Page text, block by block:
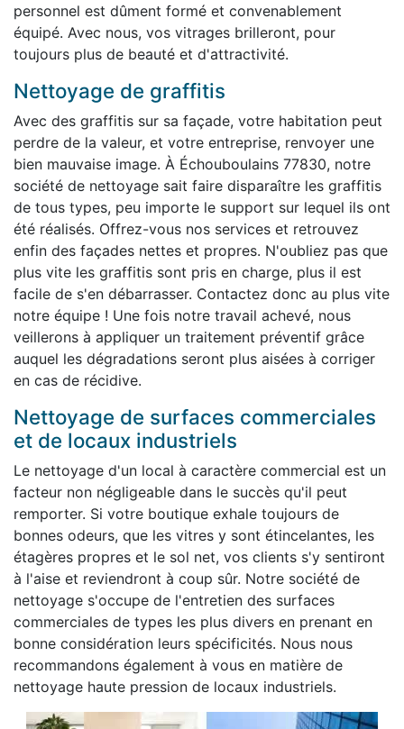
personnel est dûment formé et convenablement
équipé. Avec nous, vos vitrages brilleront, pour
toujours plus de beauté et d'attractivité.
Nettoyage de graffitis
Avec des graffitis sur sa façade, votre habitation peut
perdre de la valeur, et votre entreprise, renvoyer une
bien mauvaise image. À Échouboulains 77830, notre
société de nettoyage sait faire disparaître les graffitis
de tous types, peu importe le support sur lequel ils ont
été réalisés. Offrez-vous nos services et retrouvez
enfin des façades nettes et propres. N'oubliez pas que
plus vite les graffitis sont pris en charge, plus il est
facile de s'en débarrasser. Contactez donc au plus vite
notre équipe ! Une fois notre travail achevé, nous
veillerons à appliquer un traitement préventif grâce
auquel les dégradations seront plus aisées à corriger
en cas de récidive.
Nettoyage de surfaces commerciales
et de locaux industriels
Le nettoyage d'un local à caractère commercial est un
facteur non négligeable dans le succès qu'il peut
remporter. Si votre boutique exhale toujours de
bonnes odeurs, que les vitres y sont étincelantes, les
étagères propres et le sol net, vos clients s'y sentiront
à l'aise et reviendront à coup sûr. Notre société de
nettoyage s'occupe de l'entretien des surfaces
commerciales de types les plus divers en prenant en
bonne considération leurs spécificités. Nous nous
recommandons également à vous en matière de
nettoyage haute pression de locaux industriels.